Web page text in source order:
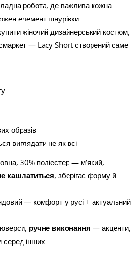
робота, де важлива кожна
елемент шнурівки.
жіночий дизайнерський костюм,
— Lacy Short створений саме
образів
виглядати не як всі
30% поліестер — м’який,
кашлатиться, зберігає форму й
— комфорт у русі + актуальний
ручне виконання — акценти,
серед інших